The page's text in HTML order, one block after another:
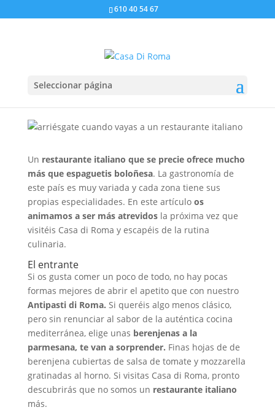
610 40 54 67
Seleccionar página
Qué pedir en un
restaurante italiano
porbAdmin|Feb 21, 2020
Un restaurante italiano que se precie ofrece mucho
más que espaguetis boloñesa. La gastronomía de
este país es muy variada y cada zona tiene sus
propias especialidades. En este artículo os
animamos a ser más atrevidosla próxima vez que
visitéis Casa di Roma y escapéis de la rutina
culinaria.
El entrante
Si os gusta comer un poco de todo, no hay pocas
formas mejores de abrir el apetito que con nuestro
Antipasti di Roma. Si queréis algo menos clásico,
pero sin renunciar al sabor de la auténtica cocina
mediterránea, elige unas berenjenas a la
parmesana, te van a sorprender. Finas hojas de de
berenjena cubiertas de salsa de tomate y mozzarella
gratinadas al horno. Si visitas Casa di Roma, pronto
descubrirás que no somos un restaurante italiano
más.